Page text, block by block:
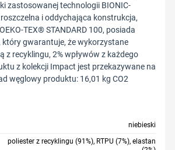
zastosowanej technologii BIONIC-
i oddychająca konstrukcja,
TEX® STANDARD 100, posiada
który gwarantuje, że wykorzystane
z recyklingu, 2% wpływów z każdego
z kolekcji Impact jest przekazywane na
węglowy produktu: 16,01 kg CO2
niebieski
poliester z recyklingu (91%), RTPU (7%), elastan